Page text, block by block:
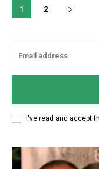
1 2
I've read and accept